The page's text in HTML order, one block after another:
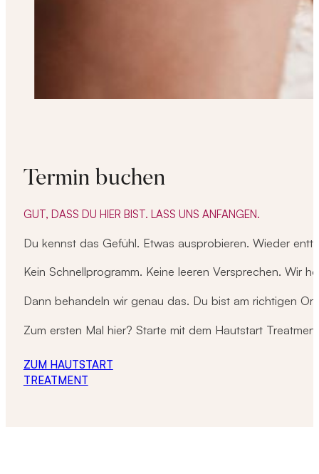
Termin buchen
GUT, DASS DU HIER BIST. LASS UNS ANFANGEN.
Du kennst das Gefühl. Etwas ausprobieren. Wieder
Kein Schnellprogramm. Keine leeren Versprechen. Wir
Dann behandeln wir genau das. Du bist am richtigen Ort.
Zum ersten Mal hier? Starte mit dem Hautstart
ZUM HAUTSTART
TREATMENT